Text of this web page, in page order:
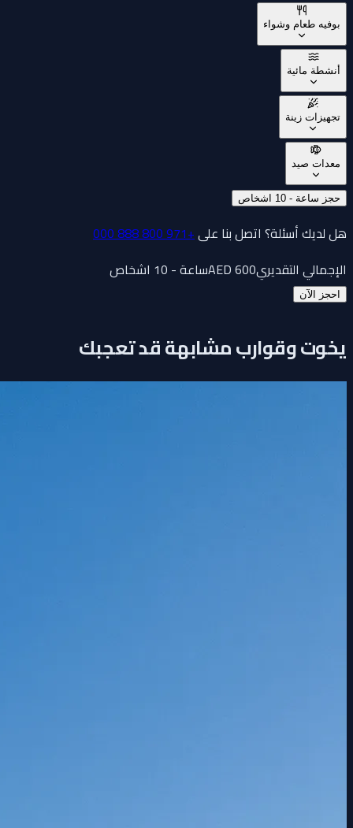
بوفيه طعام وشواء
أنشطة مائية
تجهيزات زينة
معدات صيد
حجز ساعة - 10 اشخاص
هل لديك أسئلة؟ اتصل بنا على +971 800 888 000
الإجمالي التقديري
AED600 ساعة - 10 اشخاص
احجز الآن
يخوت وقوارب مشابهة قد تعجبك